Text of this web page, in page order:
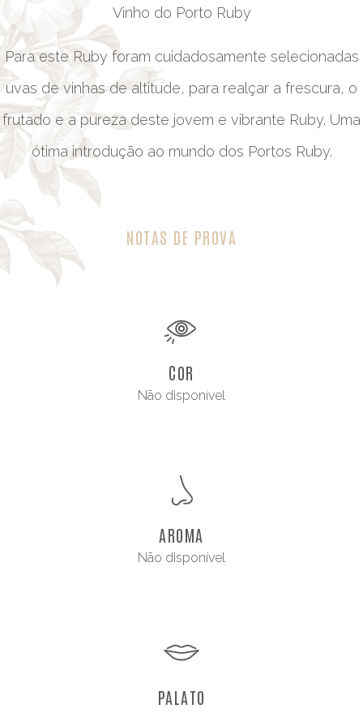
Vinho do Porto Ruby
Para este Ruby foram cuidadosamente selecionadas
uvas de vinhas de altitude, para realçar a frescura, o
frutado e a pureza deste jovem e vibrante Ruby. Uma
ótima introdução ao mundo dos Portos Ruby.
NOTAS DE PROVA
COR
Não disponível
AROMA
Não disponível
PALATO